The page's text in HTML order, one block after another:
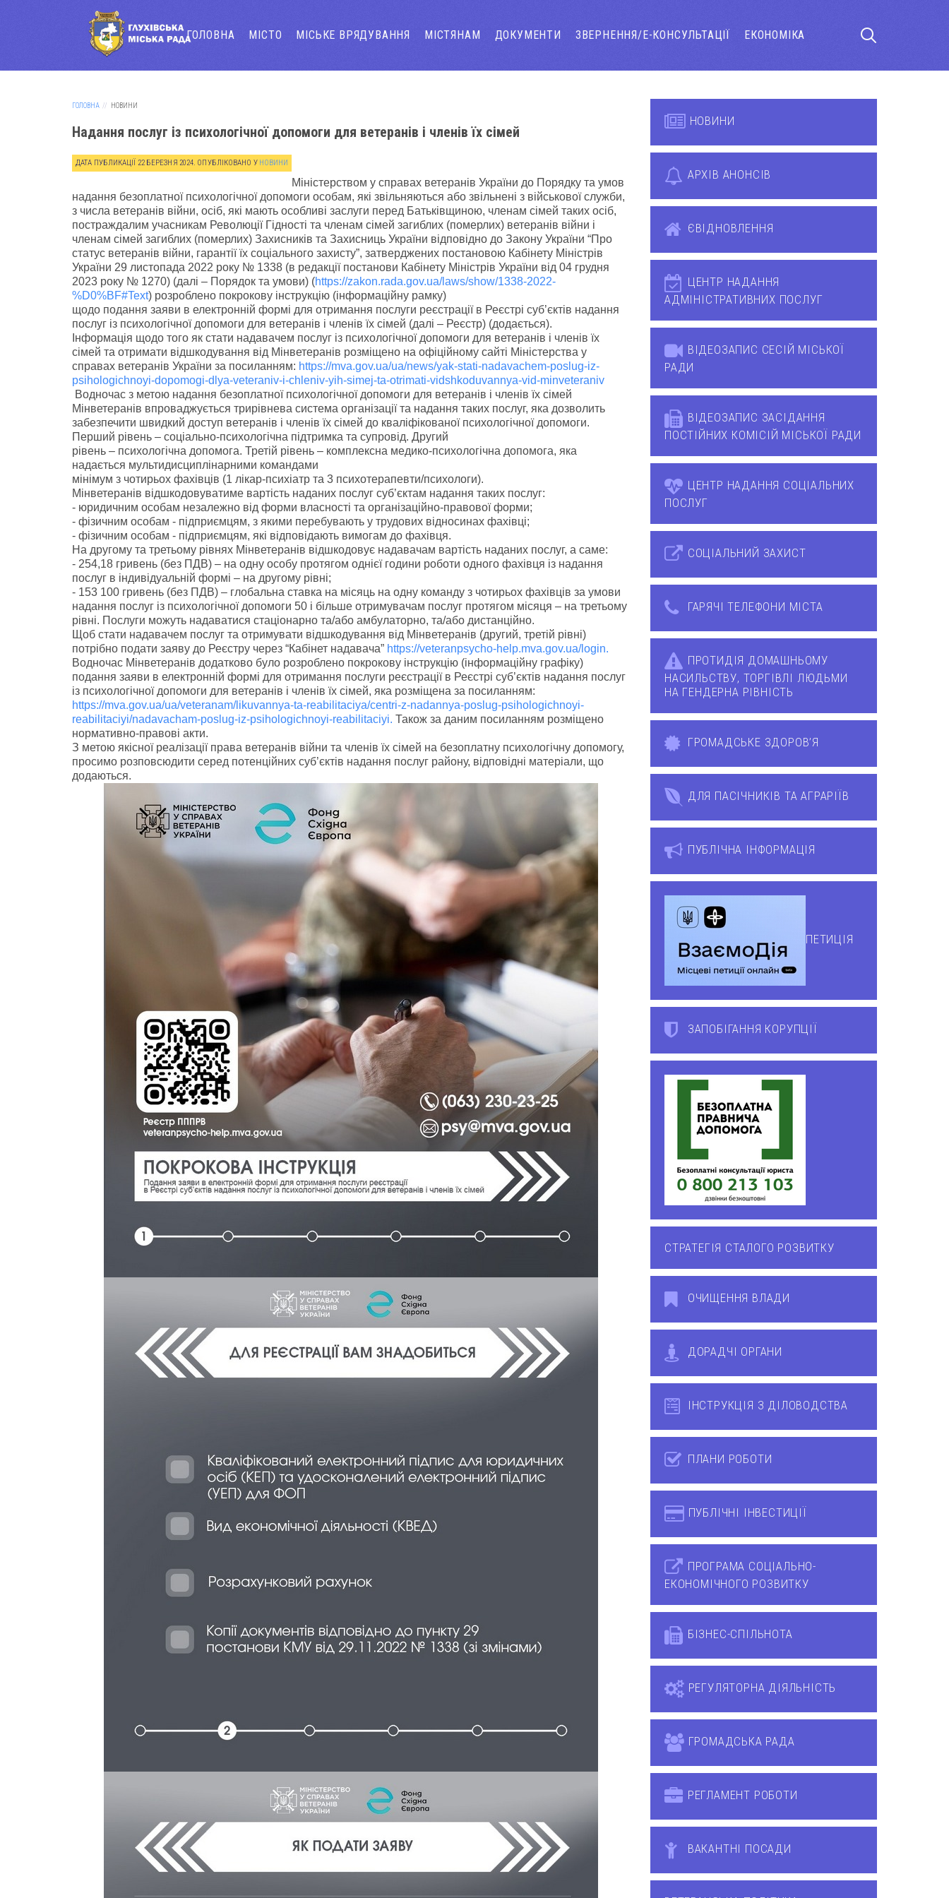
ГОЛОВНА МІСТО МІСЬКЕ ВРЯДУВАННЯ МІСТЯНАМ ДОКУМЕНТИ ЗВЕРНЕННЯ/Е-КОНСУЛЬТАЦІЇ ЕКОНОМІКА
ГОЛОВНА НОВИНИ
Надання послуг із психологічної допомоги для ветеранів і членів їх сімей
ДАТА ПУБЛИКАЦІЇ 22 БЕРЕЗНЯ 2024. ОПУБЛІКОВАНО У НОВИНИ
Міністерством у справах ветеранів України до Порядку та умов
надання безоплатної психологічної допомоги особам, які звільняються або звільнені з військової служби,
з числа ветеранів війни, осіб, які мають особливі заслуги перед Батьківщиною, членам сімей таких осіб,
постраждалим учасникам Революції Гідності та членам сімей загиблих (померлих) ветеранів війни і
членам сімей загиблих (померлих) Захисників та Захисниць України відповідно до Закону України “Про
статус ветеранів війни, гарантії їх соціального захисту”, затверджених постановою Кабінету Міністрів
України 29 листопада 2022 року № 1338 (в редакції постанови Кабінету Міністрів України від 04 грудня
2023 року № 1270) (далі – Порядок та умови) (https://zakon.rada.gov.ua/laws/show/1338-2022-
%D0%BF#Text) розроблено покрокову інструкцію (інформаційну рамку)
щодо подання заяви в електронній формі для отримання послуги реєстрації в Реєстрі суб’єктів надання
послуг із психологічної допомоги для ветеранів і членів їх сімей (далі – Реєстр) (додається).
Інформація щодо того як стати надавачем послуг із психологічної допомоги для ветеранів і членів їх
сімей та отримати відшкодування від Мінветеранів розміщено на офіційному сайті Міністерства у
справах ветеранів України за посиланням: https://mva.gov.ua/ua/news/yak-stati-nadavachem-poslug-iz-
psihologichnoyi-dopomogi-dlya-veteraniv-i-chleniv-yih-simej-ta-otrimati-vidshkoduvannya-vid-minveteraniv
Водночас з метою надання безоплатної психологічної допомоги для ветеранів і членів їх сімей
Мінветеранів впроваджується трирівнева система організації та надання таких послуг, яка дозволить
забезпечити швидкий доступ ветеранів і членів їх сімей до кваліфікованої психологічної допомоги.
Перший рівень – соціально-психологічна підтримка та супровід. Другий
рівень – психологічна допомога. Третій рівень – комплексна медико-психологічна допомога, яка
надається мультидисциплінарними командами
мінімум з чотирьох фахівців (1 лікар-психіатр та 3 психотерапевти/психологи).
Мінветеранів відшкодовуватиме вартість наданих послуг суб’єктам надання таких послуг:
- юридичним особам незалежно від форми власності та організаційно-правової форми;
- фізичним особам - підприємцям, з якими перебувають у трудових відносинах фахівці;
- фізичним особам - підприємцям, які відповідають вимогам до фахівця.
На другому та третьому рівнях Мінветеранів відшкодовує надавачам вартість наданих послуг, а саме:
- 254,18 гривень (без ПДВ) – на одну особу протягом однієї години роботи одного фахівця із надання
послуг в індивідуальній формі – на другому рівні;
- 153 100 гривень (без ПДВ) – глобальна ставка на місяць на одну команду з чотирьох фахівців за умови
надання послуг із психологічної допомоги 50 і більше отримувачам послуг протягом місяця – на третьому
рівні. Послуги можуть надаватися стаціонарно та/або амбулаторно, та/або дистанційно.
Щоб стати надавачем послуг та отримувати відшкодування від Мінветеранів (другий, третій рівні)
потрібно подати заяву до Реєстру через “Кабінет надавача” https://veteranpsycho-help.mva.gov.ua/login.
Водночас Мінветеранів додатково було розроблено покрокову інструкцію (інформаційну графіку)
подання заяви в електронній формі для отримання послуги реєстрації в Реєстрі суб’єктів надання послуг
із психологічної допомоги для ветеранів і членів їх сімей, яка розміщена за посиланням:
https://mva.gov.ua/ua/veteranam/likuvannya-ta-reabilitaciya/centri-z-nadannya-poslug-psihologichnoyi-
reabilitaciyi/nadavacham-poslug-iz-psihologichnoyi-reabilitaciyi. Також за даним посиланням розміщено
нормативно-правові акти.
З метою якісної реалізації права ветеранів війни та членів їх сімей на безоплатну психологічну допомогу,
просимо розповсюдити серед потенційних суб’єктів надання послуг району, відповідні матеріали, що
додаються.
НОВИНИ
АРХІВ АНОНСІВ
ЄВІДНОВЛЕННЯ
ЦЕНТР НАДАННЯ
АДМІНІСТРАТИВНИХ ПОСЛУГ
ВІДЕОЗАПИС СЕСІЙ МІСЬКОЇ
РАДИ
ВІДЕОЗАПИС ЗАСІДАННЯ
ПОСТІЙНИХ КОМІСІЙ МІСЬКОЇ РАДИ
ЦЕНТР НАДАННЯ СОЦІАЛЬНИХ
ПОСЛУГ
СОЦІАЛЬНИЙ ЗАХИСТ
ГАРЯЧІ ТЕЛЕФОНИ МІСТА
ПРОТИДІЯ ДОМАШНЬОМУ
НАСИЛЬСТВУ, ТОРГІВЛІ ЛЮДЬМИ
НА ГЕНДЕРНА РІВНІСТЬ
ГРОМАДСЬКЕ ЗДОРОВ’Я
ДЛЯ ПАСІЧНИКІВ ТА АГРАРІЇВ
ПУБЛІЧНА ІНФОРМАЦІЯ
ПЕТИЦІЯ
ЗАПОБІГАННЯ КОРУПЦІЇ
СТРАТЕГІЯ СТАЛОГО РОЗВИТКУ
ОЧИЩЕННЯ ВЛАДИ
ДОРАДЧІ ОРГАНИ
ІНСТРУКЦІЯ З ДІЛОВОДСТВА
ПЛАНИ РОБОТИ
ПУБЛІЧНІ ІНВЕСТИЦІЇ
ПРОГРАМА СОЦІАЛЬНО-
ЕКОНОМІЧНОГО РОЗВИТКУ
БІЗНЕС-СПІЛЬНОТА
РЕГУЛЯТОРНА ДІЯЛЬНІСТЬ
ГРОМАДСЬКА РАДА
РЕГЛАМЕНТ РОБОТИ
ВАКАНТНІ ПОСАДИ